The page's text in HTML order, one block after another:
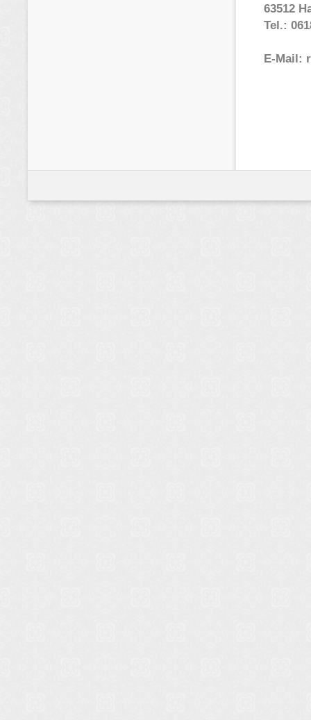
63512
Tel.:
E-Mail: